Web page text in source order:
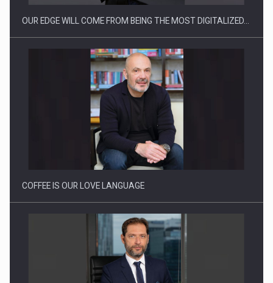
Cum invatam sa spunem nu intr-o cultura care pedepseste…
OUR EDGE WILL COME FROM BEING THE MOST DIGITALIZED…
COFFEE IS OUR LOVE LANGUAGE